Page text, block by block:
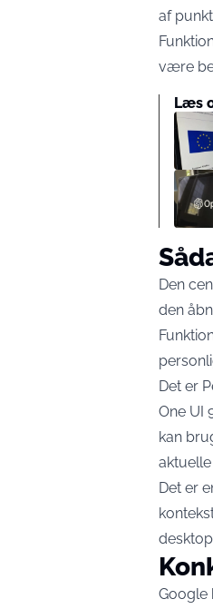
af
være
Læs
Den
den
Det er
One UI
kan
aktuelle
Det er
Google